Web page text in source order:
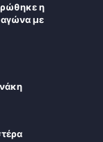
η
αγώνα με